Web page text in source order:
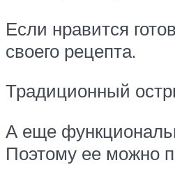
Если нравится
своего рецепта.
Традиционный
А еще
Поэтому ее можно